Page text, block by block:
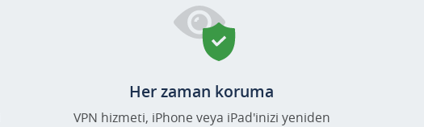
Her zaman koruma
VPN hizmeti, iPhone veya iPad'inizi yeniden